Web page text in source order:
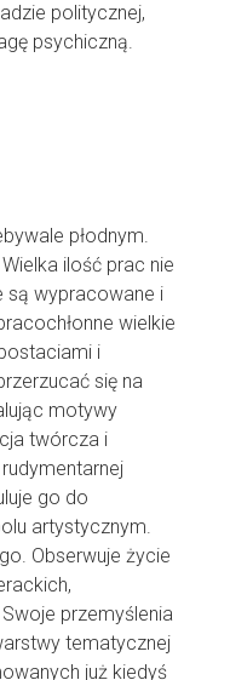
politycznej,
psychiczną.
płodnym.
ilość prac nie
są wypracowane i
wielkie
i
się na
motywy
twórcza i
go do
artystycznym.
Obserwuje życie
przemyślenia
tematycznej
już kiedyś